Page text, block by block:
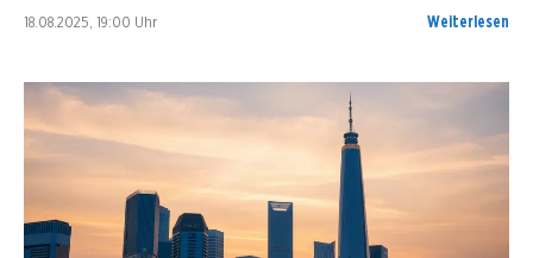
18.08.2025, 19:00 Uhr Weiterlesen